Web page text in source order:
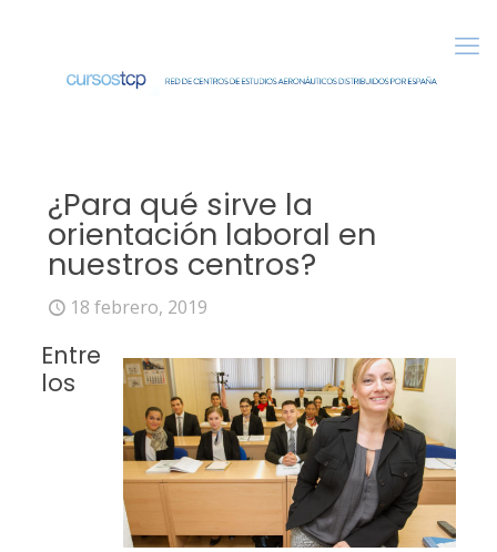
¿Para qué sirve la
orientación laboral en
nuestros centros?
18 febrero, 2019
Entre
los